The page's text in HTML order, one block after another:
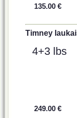
135.00 €
Timney
4+3 lbs
249.00 €